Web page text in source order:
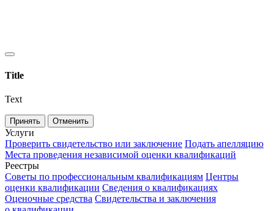
Title
Text
Принять Отменить
Услуги
Проверить свидетельство или заключение Подать апелляцию
Места проведения независимой оценки квалификаций
Реестры
Советы по профессиональным квалификациям Центры
оценки квалификации Сведения о квалификациях
Оценочные средства Свидетельства и заключения